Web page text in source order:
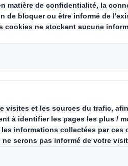
l'article
planète, les
ainsi
et des